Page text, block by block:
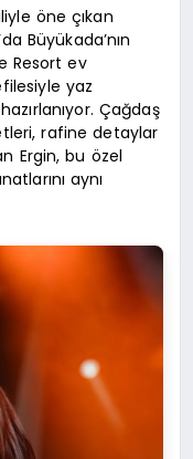
öne çıkan
Büyükada’nın
Resort ev
yaz
Çağdaş
rafine detaylar
Ergin, bu özel
aynı